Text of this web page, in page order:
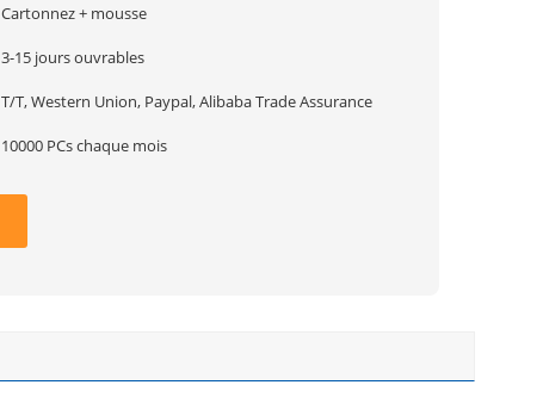
Cartonnez + mousse
3-15 jours ouvrables
T/T, Western Union, Paypal, Alibaba Trade Assurance
10000 PCs chaque mois